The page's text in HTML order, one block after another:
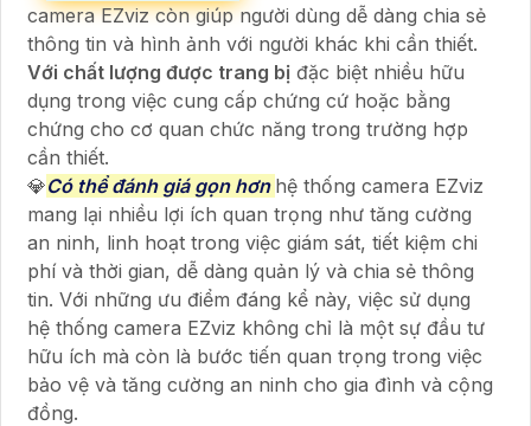
camera EZviz còn giúp người dùng dễ dàng chia sẻ
thông tin và hình ảnh với người khác khi cần thiết.
Với chất lượng được trang bị đặc biệt nhiều hữu
dụng trong việc cung cấp chứng cứ hoặc bằng
chứng cho cơ quan chức năng trong trường hợp
cần thiết.
💎Có thể đánh giá gọn hơn hệ thống camera EZviz
mang lại nhiều lợi ích quan trọng như tăng cường
an ninh, linh hoạt trong việc giám sát, tiết kiệm chi
phí và thời gian, dễ dàng quản lý và chia sẻ thông
tin. Với những ưu điểm đáng kể này, việc sử dụng
hệ thống camera EZviz không chỉ là một sự đầu tư
hữu ích mà còn là bước tiến quan trọng trong việc
bảo vệ và tăng cường an ninh cho gia đình và cộng
đồng.